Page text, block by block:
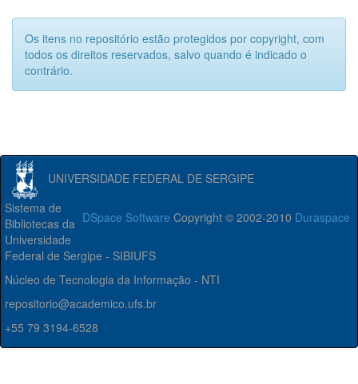
Os itens no repositório estão protegidos por copyright, com
todos os direitos reservados, salvo quando é indicado o
contrário.
UNIVERSIDADE FEDERAL DE SERGIPE
DSpace Software Copyright © 2002-2010 Duraspace
Sistema de
Bibliotecas da
Universidade
Federal de Sergipe - SIBIUFS
Núcleo de Tecnologia da Informação - NTI
repositorio@academico.ufs.br
+55 79 3194-6528